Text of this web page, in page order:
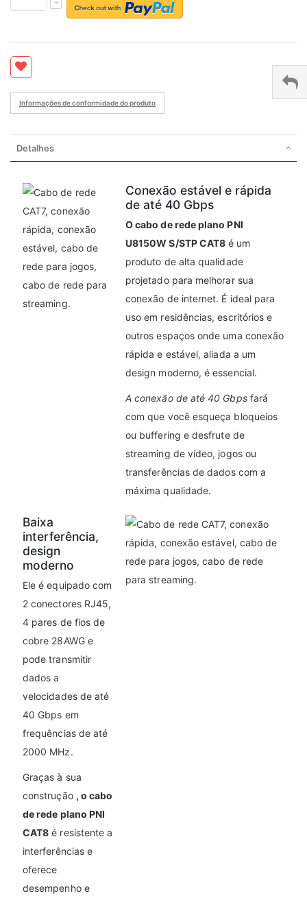
Informações de conformidade do produto
Detalhes
Conexão estável e rápida
de até 40 Gbps
O cabo de rede plano PNI
U8150W S/STP CAT8 é um
produto de alta qualidade
projetado para melhorar sua
conexão de internet. É ideal para
uso em residências, escritórios e
outros espaços onde uma conexão
rápida e estável, aliada a um
design moderno, é essencial.
A conexão de até 40 Gbpsfará
com que você esqueça bloqueios
ou buffering e desfrute de
streaming de vídeo, jogos ou
transferências de dados com a
máxima qualidade.
Baixa
interferência,
design
moderno
Ele é equipado com
2 conectores RJ45,
4 pares de fios de
cobre 28AWG e
pode transmitir
dados a
velocidades de até
40 Gbps em
frequências de até
2000 MHz.
Graças à sua
construção , o cabo
de rede plano PNI
CAT8 é resistente a
interferências e
oferece
desempenho e